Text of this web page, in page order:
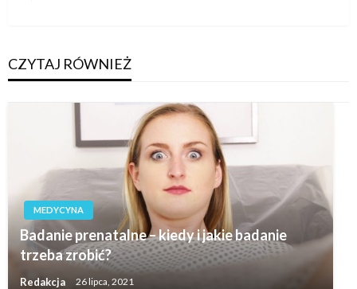
CZYTAJ RÓWNIEŻ
MEDYCYNA
Badanie prenatalne – kiedy i jakie badanie
trzeba zrobić?
Redakcja 26 lipca, 2021